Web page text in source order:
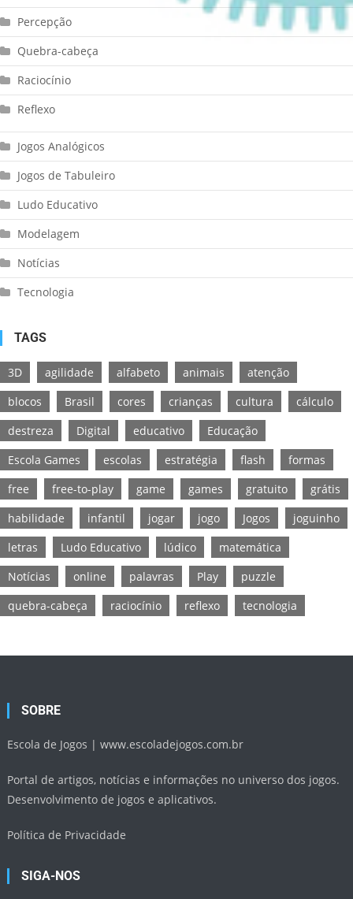
Percepção
Quebra-cabeça
Raciocínio
Reflexo
Jogos Analógicos
Jogos de Tabuleiro
Ludo Educativo
Modelagem
Notícias
Tecnologia
TAGS
3D agilidade alfabeto animais
atenção
blocos
Brasil cores crianças cultura
cálculo
destreza
Digital educativo
Educação
Escola Games
escolas estratégia flash
formas
free
free-to-play game games gratuito
grátis
habilidade
infantil jogar jogo Jogos
joguinho
letras
Ludo Educativo lúdico
matemática
Notícias
online palavras Play
puzzle
quebra-cabeça
raciocínio reflexo tecnologia
SOBRE
Escola de Jogos |www.escoladejogos.com.br
Portal de artigos, notícias e informações no universo dos jogos.
Desenvolvimento de jogos e aplicativos.
Política de Privacidade
SIGA-NOS